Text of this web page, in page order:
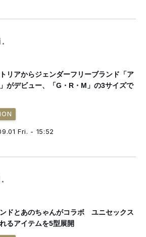
リアからジェンダーフリーブランド「ア
がデビュー、「G・R・M」の3サイズで
Fri. - 15:52
ドとあのちゃんがコラボ ユニセックス
るアイテムを5型展開